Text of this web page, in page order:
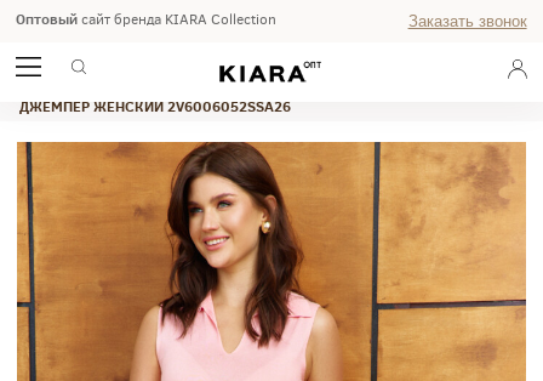
Оптовыйсайт бренда KIARA Collection Заказать звонок
ВЕСНА-ЛЕТО 2026
ДЖЕМПЕР ЖЕНСКИЙ 2V6006052SSA26